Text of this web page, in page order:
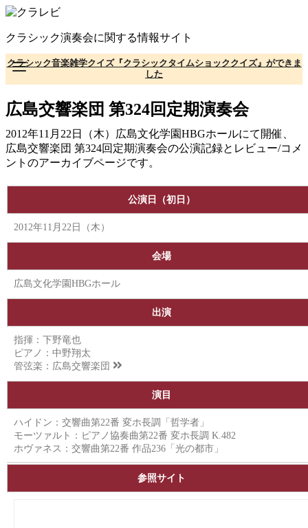
コ
テ
ン
ツ
へ
移
動
クラシック演奏会に関する情報サイト
クラシック音楽雑学クイズ『クラシックタイムショッククイズ』ができま
した
広島交響楽団 第324回定期演奏会
2012年11月22日（木）広島文化学園HBGホールにて開催、
広島交響楽団 第324回定期演奏会の公演記録とレビュー/コメ
ントのアーカイブページです。
公演日（初日）
2012年11月22日（木）
会場
広島文化学園HBGホール
出演
指揮：下野竜也
ピアノ：中野翔太
管弦楽： 広島交響楽団
演目
ハイドン：交響曲第22番 変ホ長調「哲学者」
モーツァルト：ピアノ協奏曲第22番 変ホ長調 K.482
ホヴァネス：交響曲第22番 作品236「光の都市」
参照サイト